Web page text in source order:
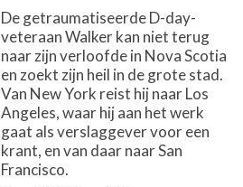
De getraumatiseerde D-day-
veteraan Walker kan niet terug
naar zijn verloofde in Nova Scotia
en zoekt zijn heil in de grote stad.
Van New York reist hij naar Los
Angeles, waar hij aan het werk
gaat als verslaggever voor een
krant, en van daar naar San
Francisco.